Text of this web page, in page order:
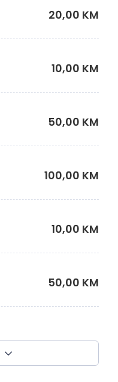
20,00 KM
10,00 KM
50,00 KM
100,00 KM
10,00 KM
50,00 KM